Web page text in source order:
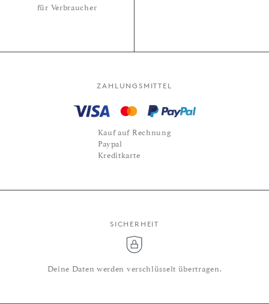
für Verbraucher
ZAHLUNGSMITTEL
Kauf auf Rechnung
Paypal
Kreditkarte
SICHERHEIT
Deine Daten werden verschlüsselt übertragen.